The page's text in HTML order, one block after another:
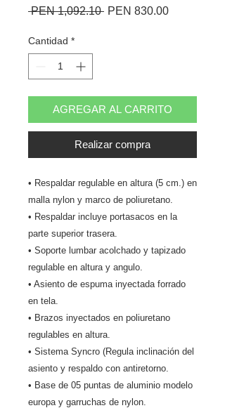
PEN 1,092.10 Precio
PEN 830.00Precio
Cantidad *
AGREGAR AL CARRITO
Realizar compra
• Respaldar regulable en altura (5 cm.) en
malla nylon y marco de poliuretano.
• Respaldar incluye portasacos en la
parte superior trasera.
• Soporte lumbar acolchado y tapizado
regulable en altura y angulo.
• Asiento de espuma inyectada forrado
en tela.
• Brazos inyectados en poliuretano
regulables en altura.
• Sistema Syncro (Regula inclinación del
asiento y respaldo con antiretorno.
• Base de 05 puntas de aluminio modelo
europa y garruchas de nylon.